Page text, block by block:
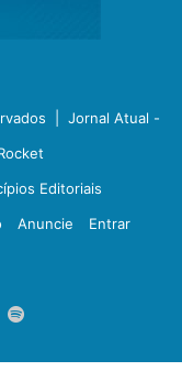
| Jornal Atual -
Editoriais
Anuncie
Entrar
Spotify